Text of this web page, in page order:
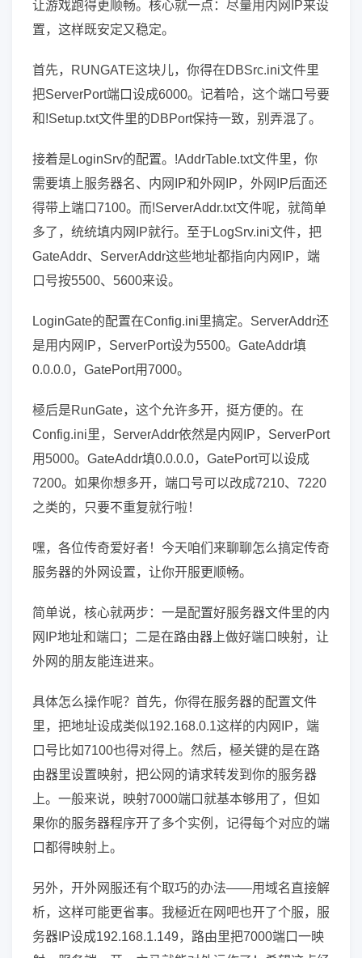
让游戏跑得更顺畅。核心就一点：尽量用内网IP来设
置，这样既安定又稳定。
首先，RUNGATE这块儿，你得在DBSrc.ini文件里
把ServerPort端口设成6000。记着哈，这个端口号要
和!Setup.txt文件里的DBPort保持一致，别弄混了。
接着是LoginSrv的配置。!AddrTable.txt文件里，你
需要填上服务器名、内网IP和外网IP，外网IP后面还
得带上端口7100。而!ServerAddr.txt文件呢，就简单
多了，统统填内网IP就行。至于LogSrv.ini文件，把
GateAddr、ServerAddr这些地址都指向内网IP，端
口号按5500、5600来设。
LoginGate的配置在Config.ini里搞定。ServerAddr还
是用内网IP，ServerPort设为5500。GateAddr填
0.0.0.0，GatePort用7000。
極后是RunGate，这个允许多开，挺方便的。在
Config.ini里，ServerAddr依然是内网IP，ServerPort
用5000。GateAddr填0.0.0.0，GatePort可以设成
7200。如果你想多开，端口号可以改成7210、7220
之类的，只要不重复就行啦！
嘿，各位传奇爱好者！今天咱们来聊聊怎么搞定传奇
服务器的外网设置，让你开服更顺畅。
简单说，核心就两步：一是配置好服务器文件里的内
网IP地址和端口；二是在路由器上做好端口映射，让
外网的朋友能连进来。
具体怎么操作呢？首先，你得在服务器的配置文件
里，把地址设成类似192.168.0.1这样的内网IP，端
口号比如7100也得对得上。然后，極关键的是在路
由器里设置映射，把公网的请求转发到你的服务器
上。一般来说，映射7000端口就基本够用了，但如
果你的服务器程序开了多个实例，记得每个对应的端
口都得映射上。
另外，开外网服还有个取巧的办法——用域名直接解
析，这样可能更省事。我極近在网吧也开了个服，服
务器IP设成192.168.1.149，路由里把7000端口一映